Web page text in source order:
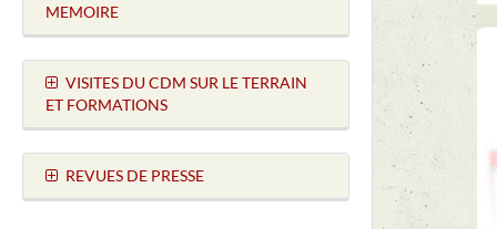
MEMOIRE
VISITES DU CDM SUR LE TERRAIN
ET FORMATIONS
REVUES DE PRESSE